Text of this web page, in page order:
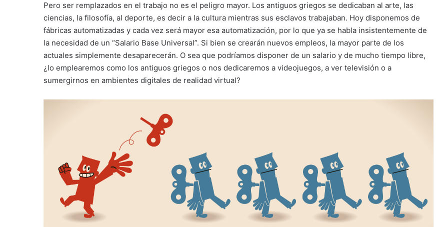
Pero ser remplazados en el trabajo no es el peligro mayor. Los antiguos griegos se dedicaban al arte, las
ciencias, la filosofía, al deporte, es decir a la cultura mientras sus esclavos trabajaban. Hoy disponemos de
fábricas automatizadas y cada vez será mayor esa automatización, por lo que ya se habla insistentemente de
la necesidad de un “Salario Base Universal”. Si bien se crearán nuevos empleos, la mayor parte de los
actuales simplemente desaparecerán. O sea que podríamos disponer de un salario y de mucho tiempo libre,
¿lo emplearemos como los antiguos griegos o nos dedicaremos a videojuegos, a ver televisión o a
sumergirnos en ambientes digitales de realidad virtual?